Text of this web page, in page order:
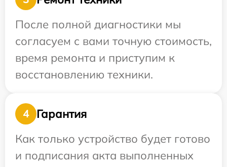
После полной диагностики мы
согласуем с вами точную стоимость,
время ремонта и приступим к
восстановлению техники.
4
Гарантия
Как только устройство будет готово
и подписания акта выполненных